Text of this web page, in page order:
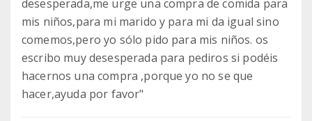
desesperada,me urge una compra de comida para
mis niños,para mi marido y para mi da igual sino
comemos,pero yo sólo pido para mis niños. os
escribo muy desesperada para pediros si podéis
hacernos una compra ,porque yo no se que
hacer,ayuda por favor"